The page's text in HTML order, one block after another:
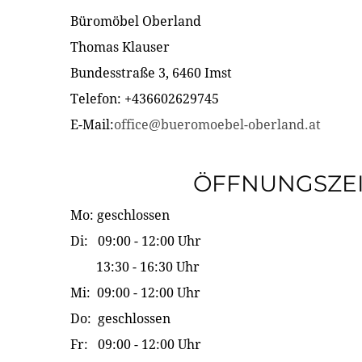
Büromöbel Oberland
Thomas Klauser
Bundesstraße 3, 6460 Imst
Telefon: +436602629745
E-Mail:office@bueromoebel-oberland.at
Mo: geschlossen
Di: 09:00 - 12:00 Uhr
13:30 - 16:30 Uhr
Mi: 09:00 - 12:00 Uhr
Do: geschlossen
Fr: 09:00 - 12:00 Uhr